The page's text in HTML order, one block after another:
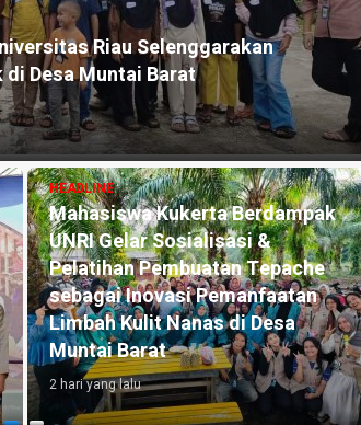
Selama Program
HEADLINE
Dishub Kampar Pastikan Parkir di
Disdukcapil dan Samsat Gratis,
Praktik Pungutan Liar Diusut
1 minggu yang lalu